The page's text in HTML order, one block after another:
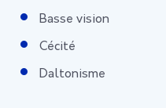
Basse vision
Cécité
Daltonisme